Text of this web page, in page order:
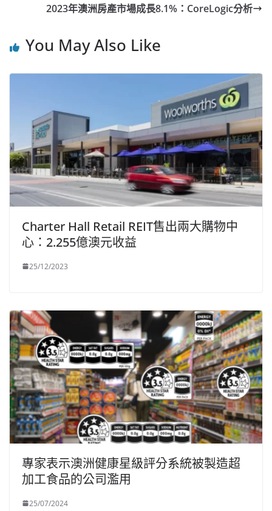
2023年澳洲房產市場成長8.1%：CoreLogic分析
You May Also Like
Charter Hall Retail REIT售出兩大購物中
心：2.255億澳元收益
25/12/2023
專家表示澳洲健康星級評分系統被製造超
加工食品的公司濫用
25/07/2024